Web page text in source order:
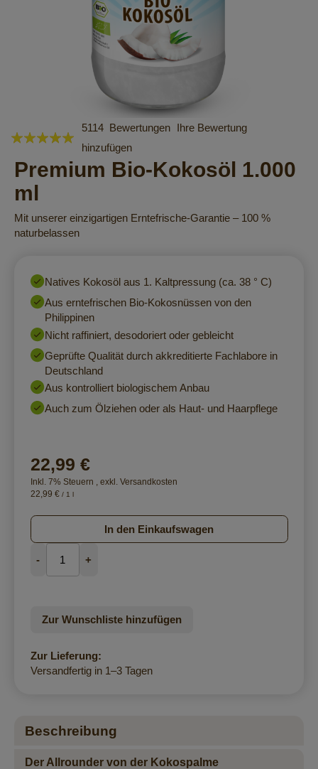
Anfang
Bildergalerie
springen
Bewertung:
5114 Bewertungen Ihre Bewertung
hinzufügen
Premium Bio-Kokosöl 1.000
ml
Mit unserer einzigartigen Erntefrische-Garantie – 100 %
naturbelassen
Natives Kokosöl aus 1. Kaltpressung (ca. 38 ° C)
Aus erntefrischen Bio-Kokosnüssen von den
Philippinen
Nicht raffiniert, desodoriert oder gebleicht
Geprüfte Qualität durch akkreditierte Fachlabore in
Deutschland
Aus kontrolliert biologischem Anbau
Auch zum Ölziehenoder als Haut- und Haarpflege
22,99 €
Inkl. 7% Steuern , exkl. Versandkosten
22,99 €/ 1 l
In den Einkaufswagen
- +
Zur Wunschliste hinzufügen
Zur Lieferung:
Versandfertig in 1–3 Tagen
Beschreibung
Der Allrounder von der Kokospalme